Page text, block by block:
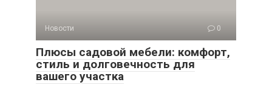
Новости 0
Плюсы садовой мебели: комфорт,
стиль и долговечность для
вашего участка